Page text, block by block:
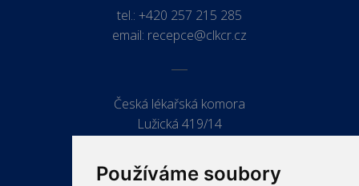
Používáme soubory
tel.: +420 257 215 285
email: recepce@clkcr.cz
Česká lékařská komora
Lužická 419/14